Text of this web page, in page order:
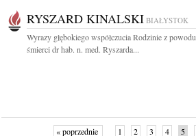
RYSZARD KINALSKI BIAŁYSTOK
Wyrazy głębokiego współczucia Rodzinie z powodu
śmierci dr hab. n. med. Ryszarda...
« poprzednie 1 2 3 4 5